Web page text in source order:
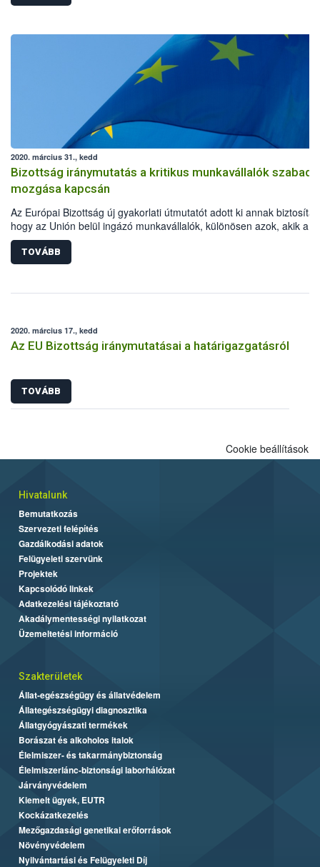
2020. március 31., kedd
Bizottság iránymutatás a kritikus munkavállalók szabad
mozgása kapcsán
Az Európai Bizottság új gyakorlati útmutatót adott ki annak
hogy az Unión belül ingázó munkavállalók, különösen azok, akik a
koronavírus okozta világjárvány megfékezésében kulcsfontosságú
szerepet töltenek be, akadálytalanul eljuthassanak munkahelyükre.
TOVÁBB
2020. március 17., kedd
Az EU Bizottság iránymutatásai a határigazgatásról
TOVÁBB
Cookie beállítások
Hivatalunk
Bemutatkozás
Szervezeti felépítés
Gazdálkodási adatok
Felügyeleti szervünk
Projektek
Kapcsolódó linkek
Adatkezelési tájékoztató
Akadálymentességi nyilatkozat
Üzemeltetési információ
Szakterületek
Állat-egészségügy és állatvédelem
Állategészségügyi diagnosztika
Állatgyógyászati termékek
Borászat és alkoholos italok
Élelmiszer- és takarmánybiztonság
Élelmiszerlánc-biztonsági laborhálózat
Járványvédelem
Kiemelt ügyek, EUTR
Kockázatkezelés
Mezőgazdasági genetikai erőforrások
Növényvédelem
Nyilvántartási és Felügyeleti Díj